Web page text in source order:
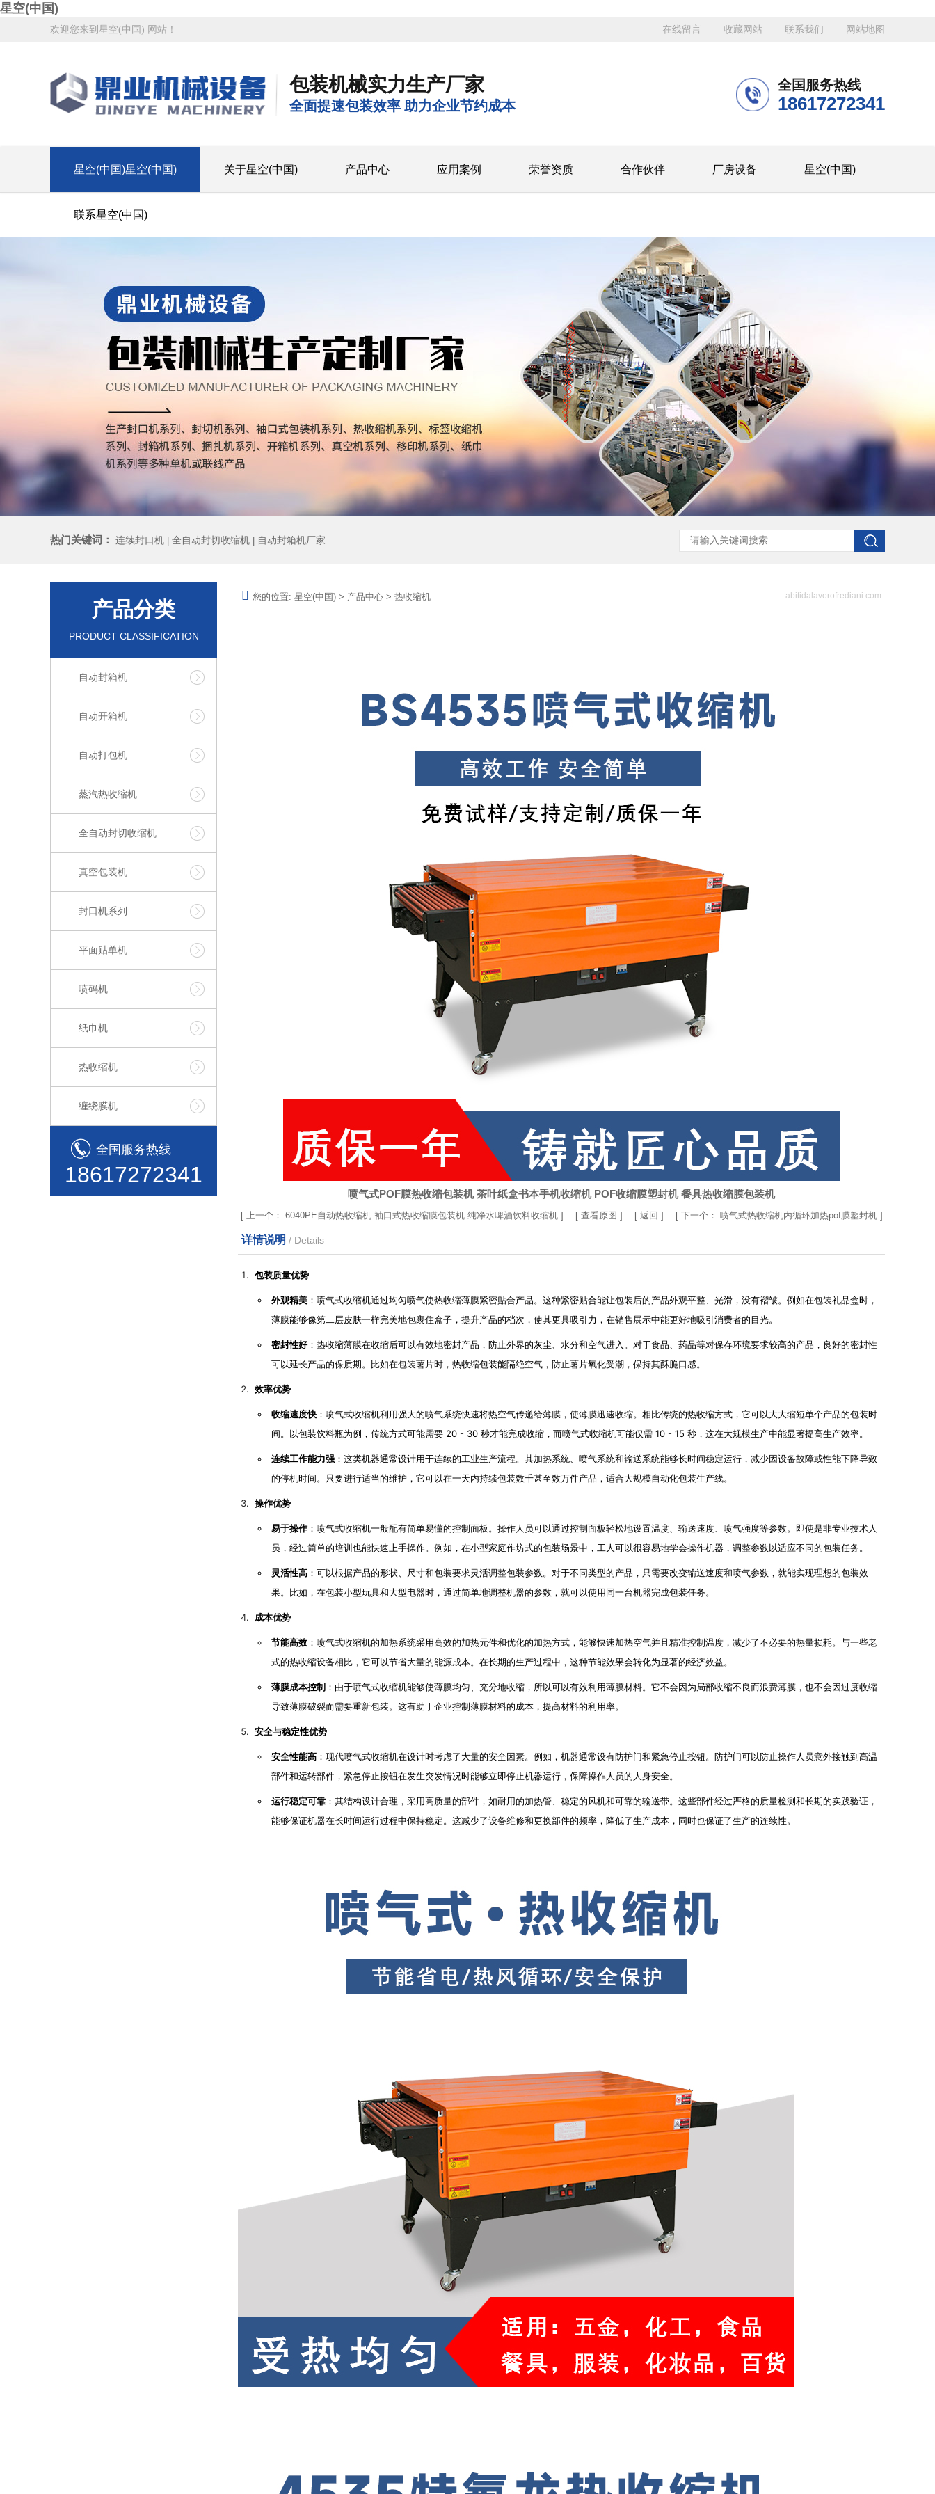
星空(中国)
在线留言 收藏网站 联系我们 网站地图
欢迎您来到星空(中国) 网站！
包装机械实力生产厂家
全面提速包装效率 助力企业节约成本
全国服务热线
18617272341
星空(中国)星空(中国) 关于星空(中国) 产品中心 应用案例 荣誉资质 合作伙伴 厂房设备 星空(中国)
联系星空(中国)
热门关键词： 连续封口机 全自动封切收缩机 自动封箱机厂家
产品分类
PRODUCT CLASSIFICATION
自动封箱机
自动开箱机
自动打包机
蒸汽热收缩机
全自动封切收缩机
真空包装机
封口机系列
平面贴单机
喷码机
纸巾机
热收缩机
缠绕膜机
全国服务热线
18617272341
您的位置: 星空(中国) > 产品中心 > 热收缩机 abitidalavorofrediani.com
喷气式POF膜热收缩包装机 茶叶纸盒书本手机收缩机 POF收缩膜塑封机 餐具热收缩膜包装机
[ 上一个： 6040PE自动热收缩机 袖口式热收缩膜包装机 纯净水啤酒饮料收缩机] [ 查看原图 ] [ 返回 ] [ 下一个： 喷气式热收缩机内循环加热pof膜塑封机]
详情说明 / Details
包装质量优势
外观精美 ：喷气式收缩机通过均匀喷气使热收缩薄膜紧密贴合产品。这种紧密贴合能让包装后的产品外观平整、光滑，没有褶皱。例如在包装礼品盒时，
薄膜能够像第二层皮肤一样完美地包裹住盒子，提升产品的档次，使其更具吸引力，在销售展示中能更好地吸引消费者的目光。
密封性好：热收缩薄膜在收缩后可以有效地密封产品，防止外界的灰尘、水分和空气进入。对于食品、药品等对保存环境要求较高的产品，良好的密封性
可以延长产品的保质期。比如在包装薯片时，热收缩包装能隔绝空气，防止薯片氧化受潮，保持其酥脆口感。
效率优势
收缩速度快 ：喷气式收缩机利用强大的喷气系统快速将热空气传递给薄膜，使薄膜迅速收缩。相比传统的热收缩方式，它可以大大缩短单个产品的包装时
间。以包装饮料瓶为例，传统方式可能需要 20 - 30 秒才能完成收缩，而喷气式收缩机可能仅需 10 - 15 秒，这在大规模生产中能显著提高生产效率。
连续工作能力强 ：这类机器通常设计用于连续的工业生产流程。其加热系统、喷气系统和输送系统能够长时间稳定运行，减少因设备故障或性能下降导致
的停机时间。只要进行适当的维护，它可以在一天内持续包装数千甚至数万件产品，适合大规模自动化包装生产线。
操作优势
易于操作 ：喷气式收缩机一般配有简单易懂的控制面板。操作人员可以通过控制面板轻松地设置温度、输送速度、喷气强度等参数。即使是非专业技术人
员，经过简单的培训也能快速上手操作。例如，在小型家庭作坊式的包装场景中，工人可以很容易地学会操作机器，调整参数以适应不同的包装任务。
灵活性高 ：可以根据产品的形状、尺寸和包装要求灵活调整包装参数。对于不同类型的产品，只需要改变输送速度和喷气参数，就能实现理想的包装效
果。比如，在包装小型玩具和大型电器时，通过简单地调整机器的参数，就可以使用同一台机器完成包装任务。
成本优势
节能高效 ：喷气式收缩机的加热系统采用高效的加热元件和优化的加热方式，能够快速加热空气并且精准控制温度，减少了不必要的热量损耗。与一些老
式的热收缩设备相比，它可以节省大量的能源成本。在长期的生产过程中，这种节能效果会转化为显著的经济效益。
薄膜成本控制 ：由于喷气式收缩机能够使薄膜均匀、充分地收缩，所以可以有效利用薄膜材料。它不会因为局部收缩不良而浪费薄膜，也不会因过度收缩
导致薄膜破裂而需要重新包装。这有助于企业控制薄膜材料的成本，提高材料的利用率。
安全与稳定性优势
安全性能高 ：现代喷气式收缩机在设计时考虑了大量的安全因素。例如，机器通常设有防护门和紧急停止按钮。防护门可以防止操作人员意外接触到高温
部件和运转部件，紧急停止按钮在发生突发情况时能够立即停止机器运行，保障操作人员的人身安全。
运行稳定可靠 ：其结构设计合理，采用高质量的部件，如耐用的加热管、稳定的风机和可靠的输送带。这些部件经过严格的质量检测和长期的实践验证，
能够保证机器在长时间运行过程中保持稳定。这减少了设备维修和更换部件的频率，降低了生产成本，同时也保证了生产的连续性。